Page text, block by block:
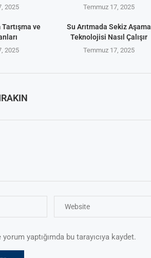
2025 Temmuz 17, 2025
Tartışma ve
2025
Su Arıtmada Sekiz Aşama
Teknolojisi Nasıl Çalışır
Temmuz 17, 2025
yaptığımda bu tarayıcıya kaydet.